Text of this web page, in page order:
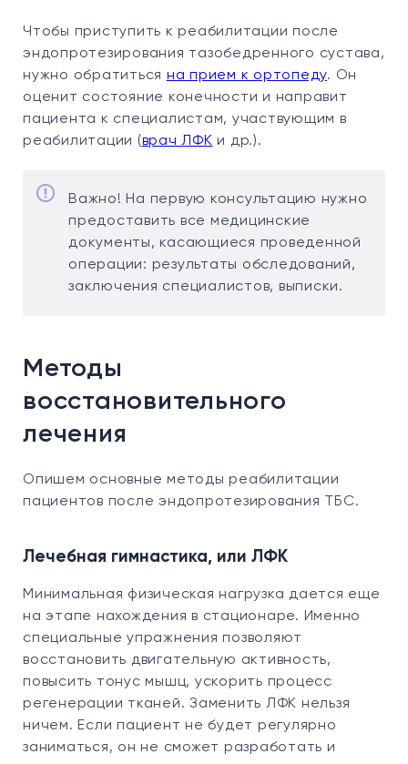
Чтобы приступить к реабилитации после
эндопротезирования тазобедренного сустава,
нужно обратиться на прием к ортопеду. Он
оценит состояние конечности и направит
пациента к специалистам, участвующим в
реабилитации (врач ЛФК и др.).
Важно! На первую консультацию нужно
предоставить все медицинские
документы, касающиеся проведенной
операции: результаты обследований,
заключения специалистов, выписки.
Методы
восстановительного
лечения
Опишем основные методы реабилитации
пациентов после эндопротезирования ТБС.
Лечебная гимнастика, или ЛФК
Минимальная физическая нагрузка дается еще
на этапе нахождения в стационаре. Именно
специальные упражнения позволяют
восстановить двигательную активность,
повысить тонус мышц, ускорить процесс
регенерации тканей. Заменить ЛФК нельзя
ничем. Если пациент не будет регулярно
заниматься, он не сможет разработать и